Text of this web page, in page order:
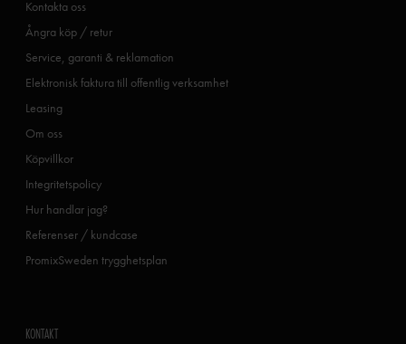
Kontakta oss
Ångra köp / retur
Service, garanti & reklamation
Elektronisk faktura till offentlig verksamhet
Leasing
Om oss
Köpvillkor
Integritetspolicy
Hur handlar jag?
Referenser / kundcase
PromixSweden trygghetsplan
KONTAKT